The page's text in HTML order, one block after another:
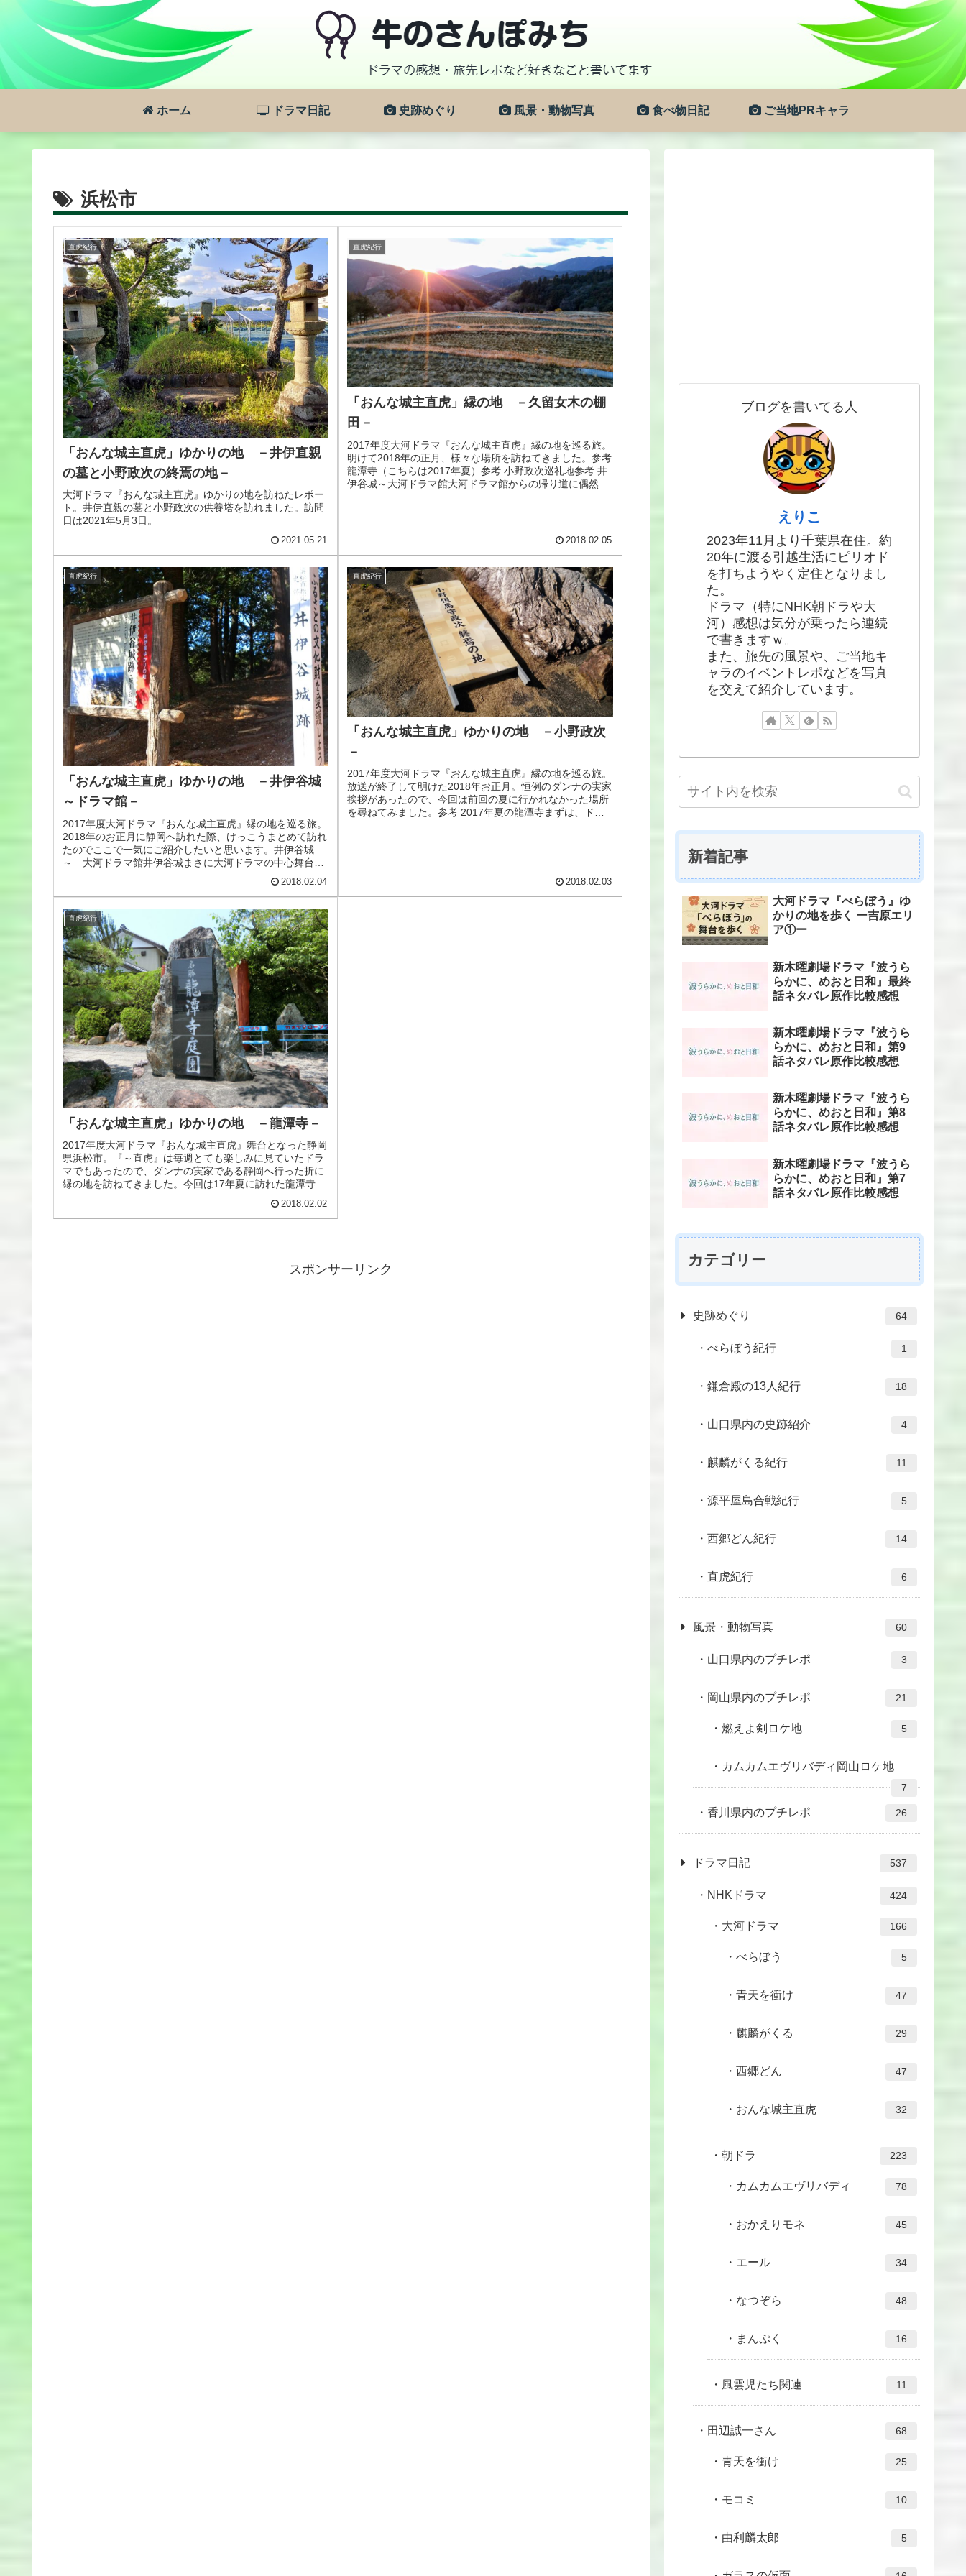
ホーム ドラマ日記 史跡めぐり 風景・動物写真 食べ物日記 ご当地PRキャラ
浜松市
直虎紀行
「おんな城主直虎」ゆかりの地 －井伊直親
の墓と小野政次の終焉の地－
大河ドラマ『おんな城主直虎』ゆかりの地を訪ねたレポー
ト。井伊直親の墓と小野政次の供養塔を訪れました。訪問
日は2021年5月3日。
2021.05.21
直虎紀行
「おんな城主直虎」縁の地 －久留女木の棚
田－
2017年度大河ドラマ『おんな城主直虎』縁の地を巡る旅。
明けて2018年の正月、様々な場所を訪ねてきました。参考
龍潭寺（こちらは2017年夏）参考 小野政次巡礼地参考 井
伊谷城～大河ドラマ館大河ドラマ館からの帰り道に偶然目
2018.02.05
直虎紀行
「おんな城主直虎」ゆかりの地 －井伊谷城
～ドラマ館－
2017年度大河ドラマ『おんな城主直虎』縁の地を巡る旅。
2018年のお正月に静岡へ訪れた際、けっこうまとめて訪れ
たのでここで一気にご紹介したいと思います。井伊谷城
～ 大河ドラマ館井伊谷城まさに大河ドラマの中心舞台と
2018.02.04
直虎紀行
「おんな城主直虎」ゆかりの地 －小野政次
－
2017年度大河ドラマ『おんな城主直虎』縁の地を巡る旅。
放送が終了して明けた2018年お正月。恒例のダンナの実家
挨拶があったので、今回は前回の夏に行かれなかった場所
を尋ねてみました。参考 2017年夏の龍潭寺まずは、ドラ
2018.02.03
直虎紀行
「おんな城主直虎」ゆかりの地 －龍潭寺－
2017年度大河ドラマ『おんな城主直虎』舞台となった静岡
県浜松市。『～直虎』は毎週とても楽しみに見ていたドラ
マでもあったので、ダンナの実家である静岡へ行った折に
縁の地を訪ねてきました。今回は17年夏に訪れた龍潭寺の
2018.02.02
スポンサーリンク
ブログを書いてる人
えりこ
2023年11月より千葉県在住。約
20年に渡る引越生活にピリオド
を打ちようやく定住となりまし
た。
ドラマ（特にNHK朝ドラや大
河）感想は気分が乗ったら連続
で書きますｗ。
また、旅先の風景や、ご当地キ
ャラのイベントレポなどを写真
を交えて紹介しています。
新着記事
大河ドラマ『べらぼう』ゆ
かりの地を歩く ー吉原エリ
ア①ー
新木曜劇場ドラマ『波うら
らかに、めおと日和』最終
話ネタバレ原作比較感想
新木曜劇場ドラマ『波うら
らかに、めおと日和』第9
話ネタバレ原作比較感想
新木曜劇場ドラマ『波うら
らかに、めおと日和』第8
話ネタバレ原作比較感想
新木曜劇場ドラマ『波うら
らかに、めおと日和』第7
話ネタバレ原作比較感想
カテゴリー
史跡めぐり 64
べらぼう紀行 1
鎌倉殿の13人紀行 18
山口県内の史跡紹介 4
麒麟がくる紀行 11
源平屋島合戦紀行 5
西郷どん紀行 14
直虎紀行 6
風景・動物写真 60
山口県内のプチレポ 3
岡山県内のプチレポ 21
燃えよ剣ロケ地 5
カムカムエヴリバディ岡山ロケ地
7
香川県内のプチレポ 26
ドラマ日記 537
NHKドラマ 424
大河ドラマ 166
べらぼう 5
青天を衝け 47
麒麟がくる 29
西郷どん 47
おんな城主直虎 32
朝ドラ 223
カムカムエヴリバディ 78
おかえりモネ 45
エール 34
なつぞら 48
まんぷく 16
風雲児たち関連 11
田辺誠一さん 68
青天を衝け 25
モコミ 10
由利麟太郎 5